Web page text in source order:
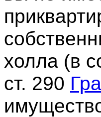
холла (в
ст. 290